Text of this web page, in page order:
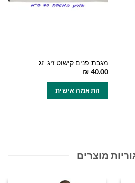
מגבת פנים קישוט זיג-זג
₪40.00
התאמה אישית
מוצרים